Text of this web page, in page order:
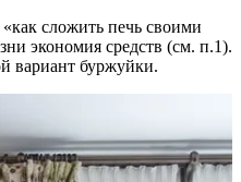
сложить печь своими
экономия средств (см. п.1).
вариант буржуйки.